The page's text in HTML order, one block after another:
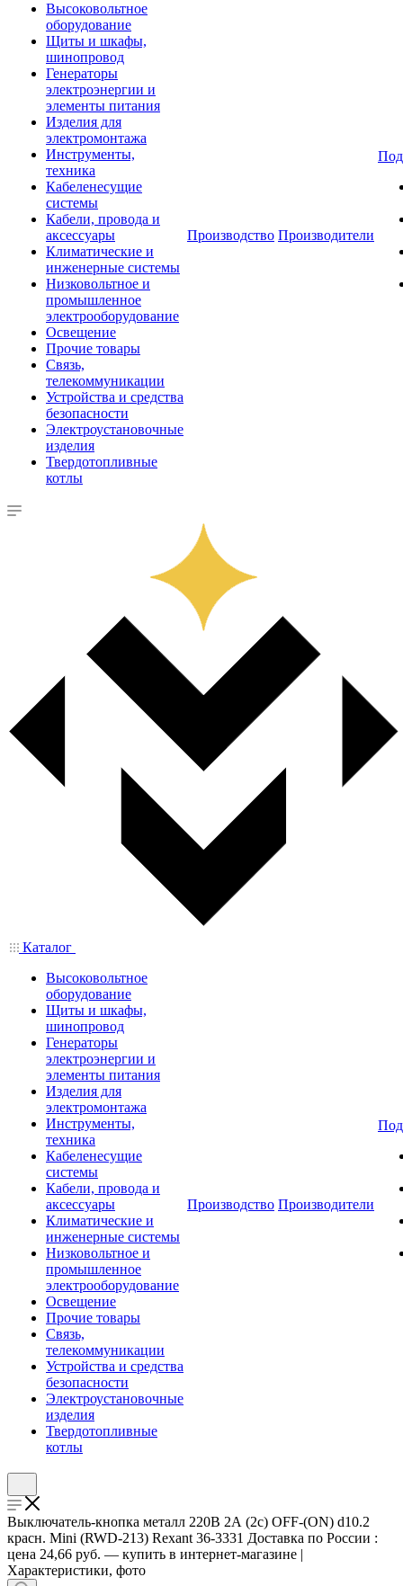
Высоковольтное
оборудование
Щиты и шкафы,
шинопровод
Генераторы
электроэнергии и
элементы питания
Изделия для
электромонтажа
Инструменты,
техника
Кабеленесущие
системы
Кабели, провода и
аксессуары
Климатические и
инженерные системы
Низковольтное и
промышленное
электрооборудование
Освещение
Прочие товары
Связь,
телекоммуникации
Устройства и средства
безопасности
Электроустановочные
изделия
Твердотопливные
котлы
Производство Производители
Каталог
Высоковольтное
оборудование
Щиты и шкафы,
шинопровод
Генераторы
электроэнергии и
элементы питания
Изделия для
электромонтажа
Инструменты,
техника
Кабеленесущие
системы
Кабели, провода и
аксессуары
Климатические и
инженерные системы
Низковольтное и
промышленное
электрооборудование
Освещение
Прочие товары
Связь,
телекоммуникации
Устройства и средства
безопасности
Электроустановочные
изделия
Твердотопливные
котлы
Производство Производители
Выключатель-кнопка металл 220В 2А (2с) OFF-(ON) d10.2
красн. Mini (RWD-213) Rexant 36-3331 Доставка по России :
цена 24,66 руб. — купить в интернет-магазине |
Характеристики, фото